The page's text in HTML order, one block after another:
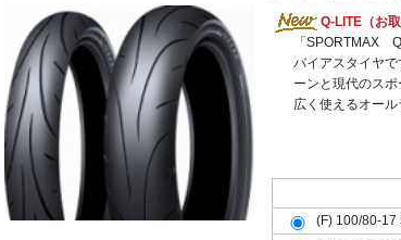
Q-LITE（お取
「SPORTMAX
バイアスタイヤ
ーンと現代のス
広く使えるオール
(F) 100/80-17